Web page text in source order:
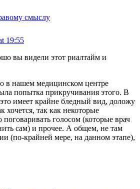
смыслу
19:55
вы видели этот риалтайм и
в нашем медицинском центре
попытка прикручивания этого. В
имеет крайне бледный вид, доложу
хочется, так как некоторые
голосом (которые врач
сам) и прочее. А общем, не там
(по-крайней мере, на данном этапе),